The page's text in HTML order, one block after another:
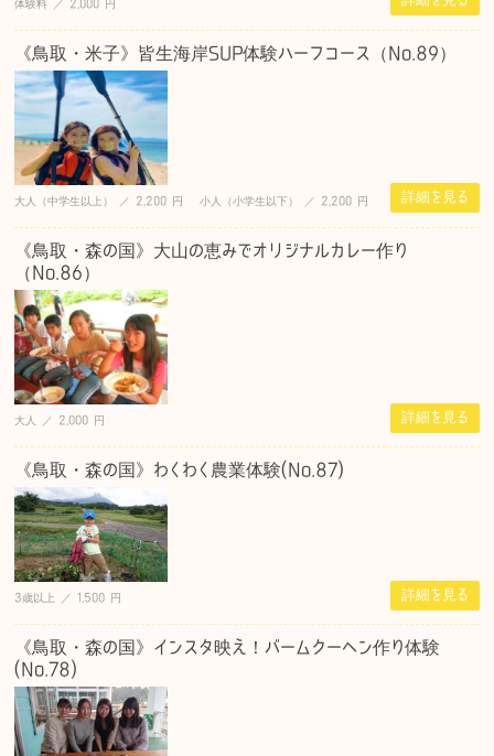
体験料 ／ 2,000 円
《鳥取・米子》皆生海岸SUP体験ハーフコース（No.89）
大人（中学生以上） ／ 2,200 円 小人（小学生以下） ／ 2,200 円 詳細を見る
《鳥取・森の国》大山の恵みでオリジナルカレー作り
（No.86）
大人 ／ 2,000 円 詳細を見る
《鳥取・森の国》わくわく農業体験(No.87)
3歳以上 ／ 1,500 円 詳細を見る
《鳥取・森の国》インスタ映え！バームクーヘン作り体験
(No.78)